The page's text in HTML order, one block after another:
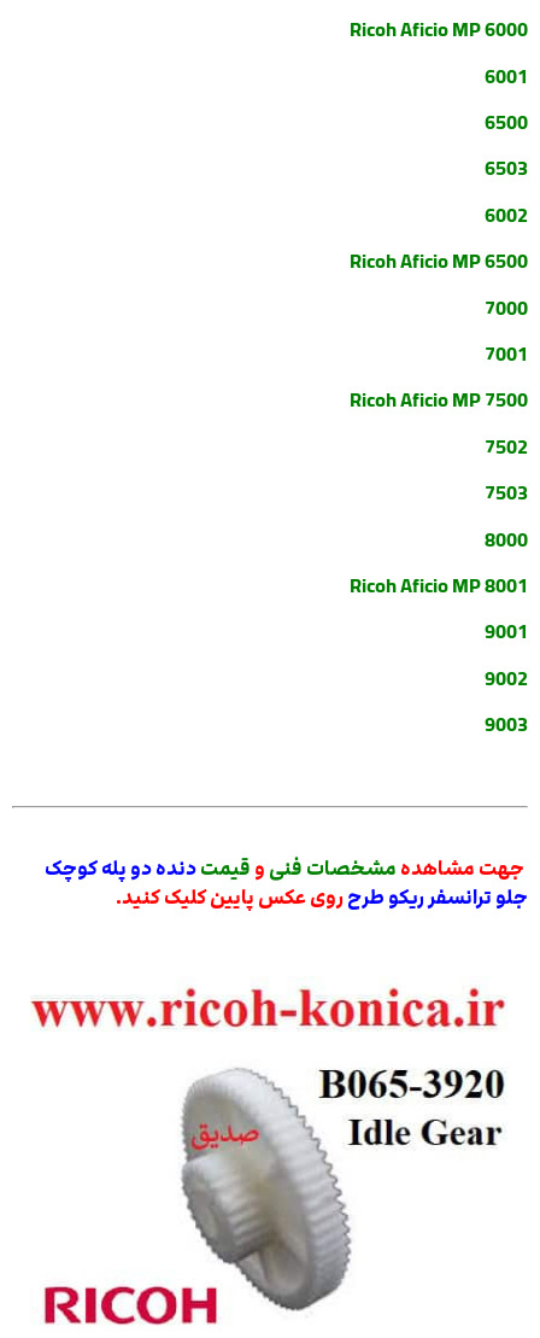
Ricoh Aficio MP 6000
6001
6500
6503
6002
Ricoh Aficio MP 6500
7000
7001
Ricoh Aficio MP 7500
7502
7503
8000
Ricoh Aficio MP 8001
9001
9002
9003
جهت مشاهده مشخصات فنی و قیمتدنده دو پله کوچک
جلو ترانسفر ریکو طرح روی عکس پایین کلیک کنید.